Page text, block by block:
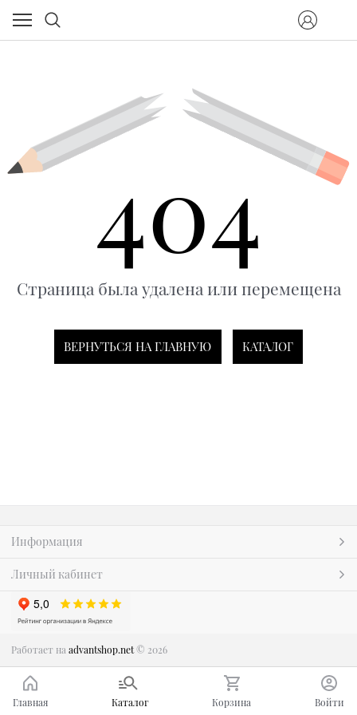
404
Страница была удалена или перемещена
ВЕРНУТЬСЯ НА ГЛАВНУЮ КАТАЛОГ
Информация
Личный кабинет
Работает на advantshop.net© 2026
Главная Каталог Корзина Войти